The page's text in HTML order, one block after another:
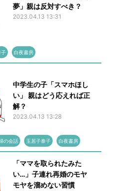
夢」親は反対すべき？
2023.04.13 13:31
子 白夜書房
中学生の子「スマホほし
い」 親はどう応えれば正
解？
2023.04.13 13:28
の会話 玉居子泰子 白夜書房
「ママを取られたみた
い…」子連れ再婚のモヤ
モヤを溜めない習慣